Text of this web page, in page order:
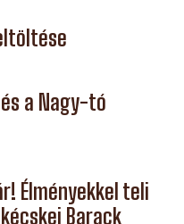
a Nagy-tó
Élményekkel teli
Barack